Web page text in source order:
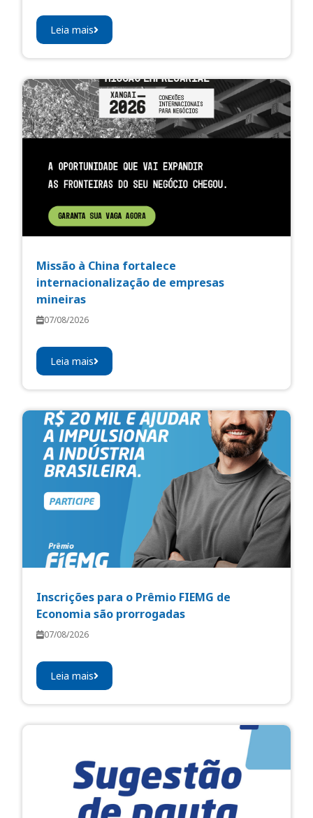
Leia mais
Missão à China fortalece
internacionalização de empresas
mineiras
07/08/2026
Leia mais
Inscrições para o Prêmio FIEMG de
Economia são prorrogadas
07/08/2026
Leia mais